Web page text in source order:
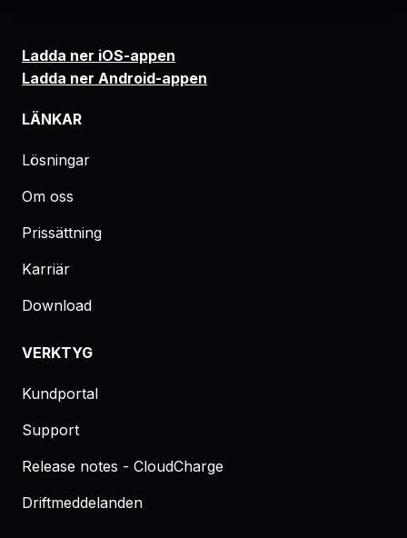
Ladda ner iOS-appen
Ladda ner Android-appen
LÄNKAR
Lösningar
Om oss
Prissättning
Karriär
Download
VERKTYG
Kundportal
Support
Release notes - CloudCharge
Driftmeddelanden